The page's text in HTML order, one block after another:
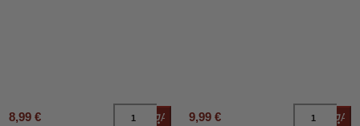
8,99 € Añadir al carrito
9,99 €